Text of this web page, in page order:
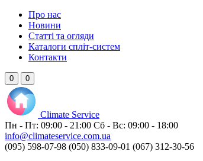
Про нас
Новини
Статті та огляди
Каталоги спліт-систем
Контакти
0 0
Climate Service
Пн - Пт: 09:00 - 21:00 Сб - Вс: 09:00 - 18:00
info@climateservice.com.ua
(095) 598-07-98 (050) 833-09-01 (067) 312-30-56